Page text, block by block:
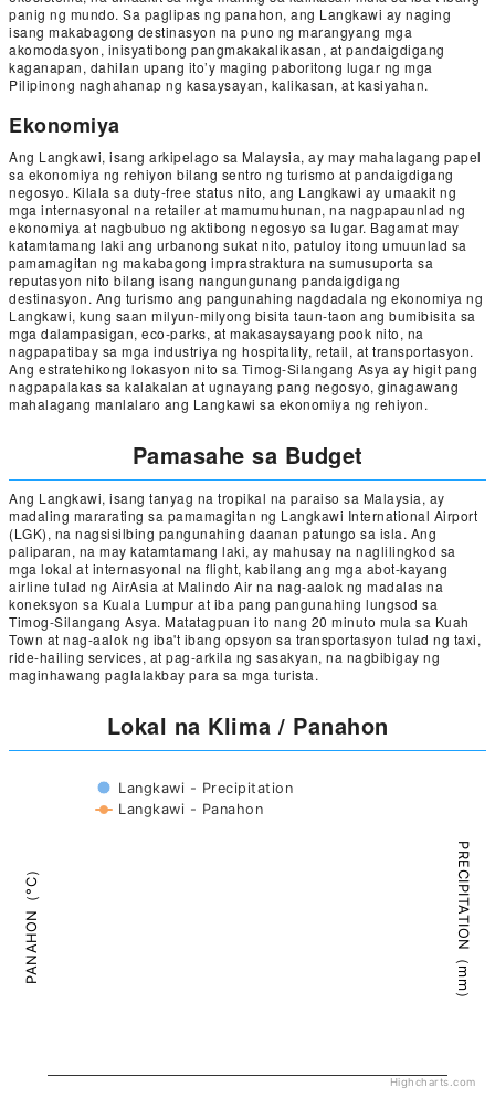
panig ng mundo. Sa paglipas ng panahon, ang Langkawi ay naging
isang makabagong destinasyon na puno ng marangyang mga
akomodasyon, inisyatibong pangmakakalikasan, at pandaigdigang
kaganapan, dahilan upang ito’y maging paboritong lugar ng mga
Pilipinong naghahanap ng kasaysayan, kalikasan, at kasiyahan.
Ekonomiya
Ang Langkawi, isang arkipelago sa Malaysia, ay may mahalagang papel
sa ekonomiya ng rehiyon bilang sentro ng turismo at pandaigdigang
negosyo. Kilala sa duty-free status nito, ang Langkawi ay umaakit ng
mga internasyonal na retailer at mamumuhunan, na nagpapaunlad ng
ekonomiya at nagbubuo ng aktibong negosyo sa lugar. Bagamat may
katamtamang laki ang urbanong sukat nito, patuloy itong umuunlad sa
pamamagitan ng makabagong imprastraktura na sumusuporta sa
reputasyon nito bilang isang nangungunang pandaigdigang
destinasyon. Ang turismo ang pangunahing nagdadala ng ekonomiya ng
Langkawi, kung saan milyun-milyong bisita taun-taon ang bumibisita sa
mga dalampasigan, eco-parks, at makasaysayang pook nito, na
nagpapatibay sa mga industriya ng hospitality, retail, at transportasyon.
Ang estratehikong lokasyon nito sa Timog-Silangang Asya ay higit pang
nagpapalakas sa kalakalan at ugnayang pang negosyo, ginagawang
mahalagang manlalaro ang Langkawi sa ekonomiya ng rehiyon.
Pamasahe sa Budget
Ang Langkawi, isang tanyag na tropikal na paraiso sa Malaysia, ay
madaling mararating sa pamamagitan ng Langkawi International Airport
(LGK), na nagsisilbing pangunahing daanan patungo sa isla. Ang
paliparan, na may katamtamang laki, ay mahusay na naglilingkod sa
mga lokal at internasyonal na flight, kabilang ang mga abot-kayang
airline tulad ng AirAsia at Malindo Air na nag-aalok ng madalas na
koneksyon sa Kuala Lumpur at iba pang pangunahing lungsod sa
Timog-Silangang Asya. Matatagpuan ito nang 20 minuto mula sa Kuah
Town at nag-aalok ng iba't ibang opsyon sa transportasyon tulad ng taxi,
ride-hailing services, at pag-arkila ng sasakyan, na nagbibigay ng
maginhawang paglalakbay para sa mga turista.
Lokal na Klima / Panahon
PANAHON（°C） PRECIPITATION（mm）
Langkawi - Precipitation
Langkawi - Panahon
Highcharts.com